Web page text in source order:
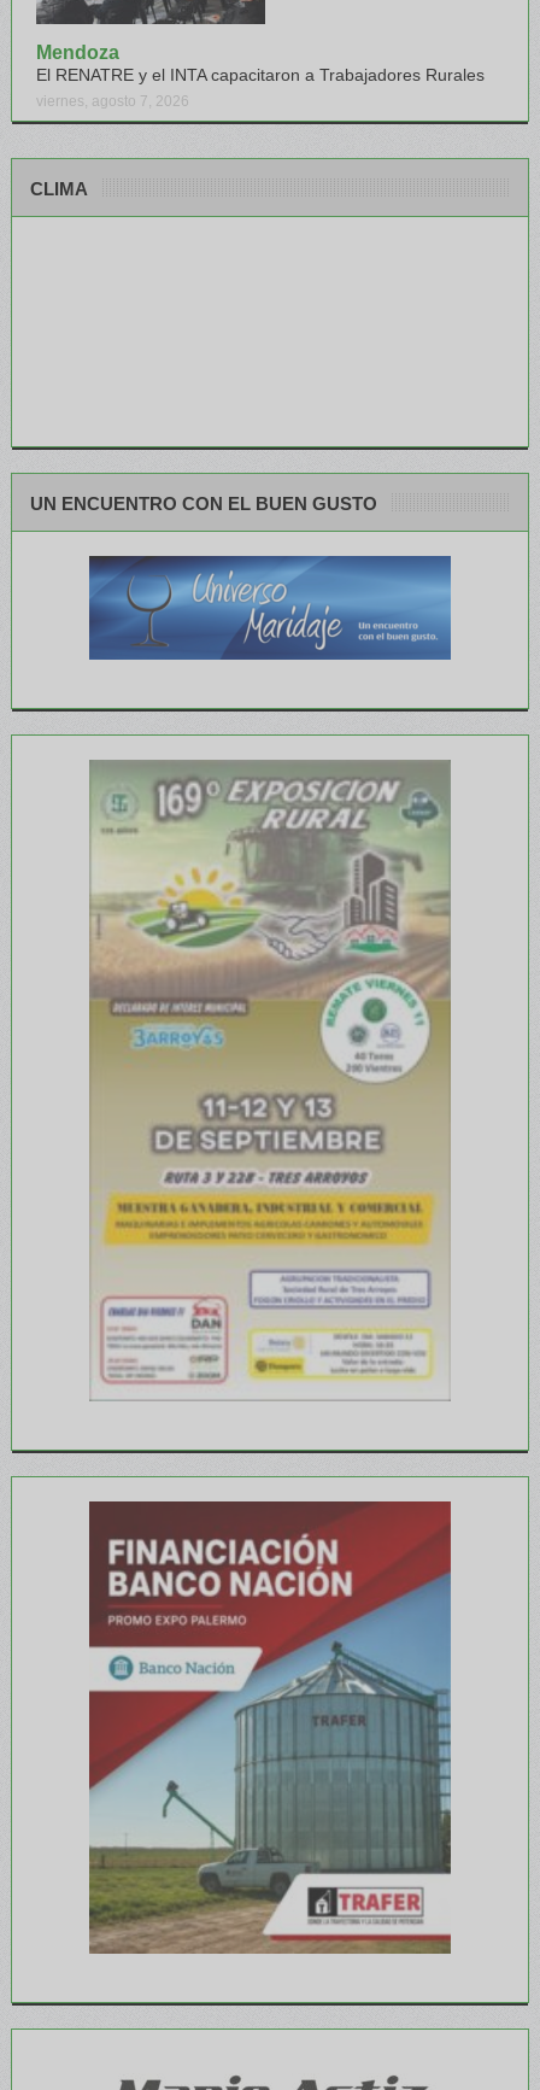
Mendoza
El RENATRE y el INTA capacitaron a Trabajadores Rurales
viernes, agosto 7, 2026
CLIMA
UN ENCUENTRO CON EL BUEN GUSTO